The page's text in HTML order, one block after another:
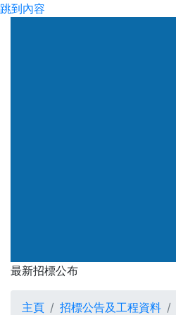
跳到內容
最新招標公布
主頁 招標公告及工程資料